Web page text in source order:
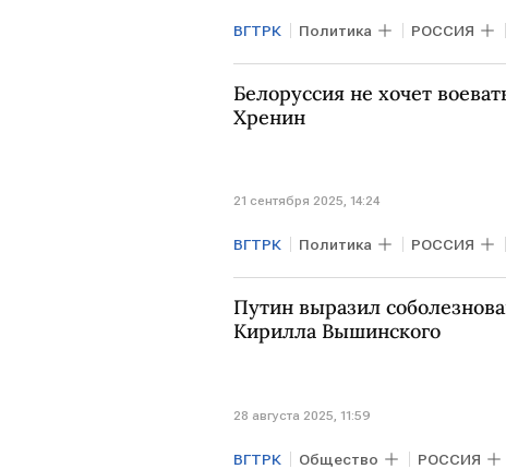
ВГТРК Политика РОССИЯ
Совбез
Белоруссия не хочет
Хренин
21 сентября 2025, 14:24
ВГТРК Политика РОССИЯ
Дональд Туск
Путин выразил
Кирилла Вышинского
28 августа 2025, 11:59
ВГТРК Общество РОССИЯ